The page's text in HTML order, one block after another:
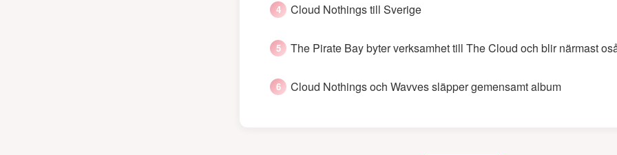
Cloud Nothings till Sverige
The Pirate Bay byter verksamhet till The Cloud och blir närmast
Cloud Nothings och Wavves släpper gemensamt album